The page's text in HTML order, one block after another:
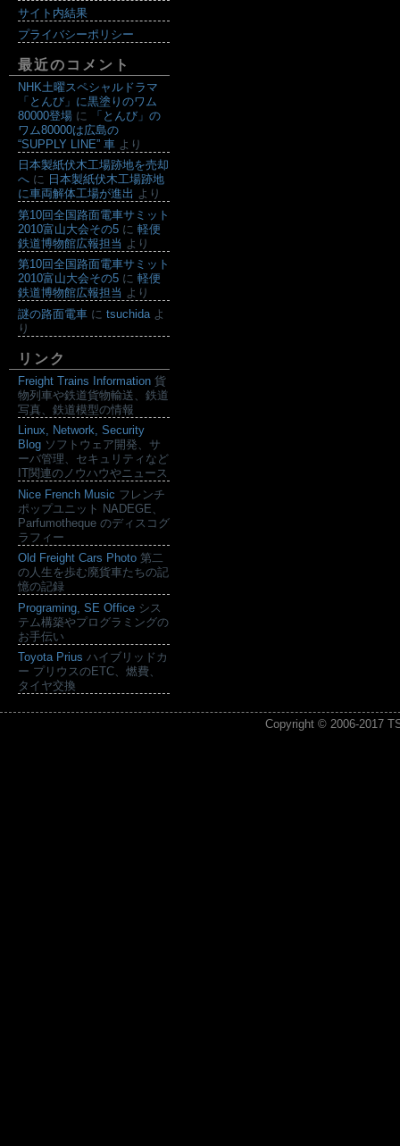
サイト内結果
プライバシーポリシー
最近のコメント
NHK土曜スペシャルドラマ
「とんび」に黒塗りのワム
80000登場 に
「とんび」の
ワム80000は広島の
“SUPPLY LINE” 車 より
日本製紙伏木工場跡地を売却
へ に 日本製紙伏木工場跡地
に車両解体工場が進出 より
第10回全国路面電車サミット
2010富山大会その5 に 軽便
鉄道博物館広報担当 より
第10回全国路面電車サミット
2010富山大会その5 に 軽便
鉄道博物館広報担当 より
謎の路面電車 に tsuchida よ
り
リンク
Freight Trains Information 貨
物列車や鉄道貨物輸送、鉄道
写真、鉄道模型の情報
Linux, Network, Security
Blog ソフトウェア開発、サ
ーバ管理、セキュリティなど
IT関連のノウハウやニュース
Nice French Music フレンチ
ポップユニット NADEGE、
Parfumotheque のディスコグ
ラフィー
Old Freight Cars Photo 第二
の人生を歩む廃貨車たちの記
憶の記録
Programing, SE Office シス
テム構築やプログラミングの
お手伝い
Toyota Prius ハイブリッドカ
ー プリウスのETC、燃費、
タイヤ交換
Copyright © 2006-2017